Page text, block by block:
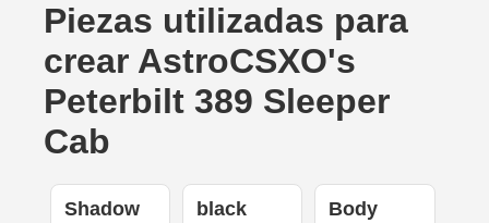
Piezas utilizadas para
crear AstroCSXO's
Peterbilt 389 Sleeper
Cab
Shadow black Body